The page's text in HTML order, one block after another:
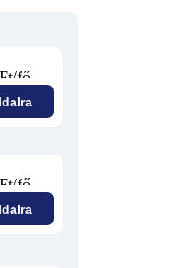
fő
fő